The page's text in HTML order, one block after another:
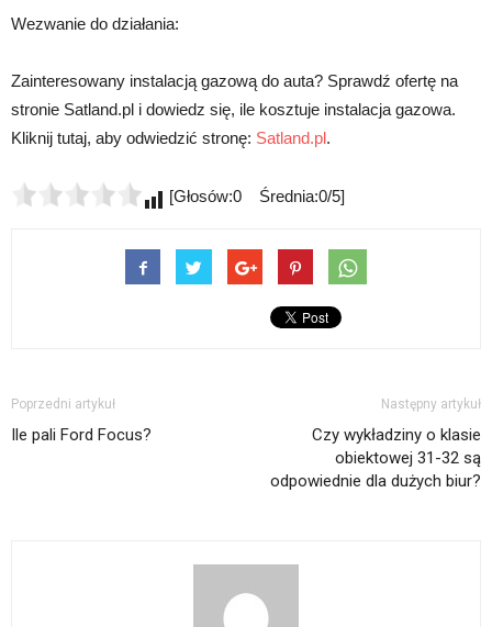
Wezwanie do działania:
Zainteresowany instalacją gazową do auta? Sprawdź ofertę na
stronie Satland.pl i dowiedz się, ile kosztuje instalacja gazowa.
Kliknij tutaj, aby odwiedzić stronę: Satland.pl.
[Głosów:0 Średnia:0/5]
Poprzedni artykuł
Ile pali Ford Focus?
Następny artykuł
Czy wykładziny o klasie
obiektowej 31-32 są
odpowiednie dla dużych biur?